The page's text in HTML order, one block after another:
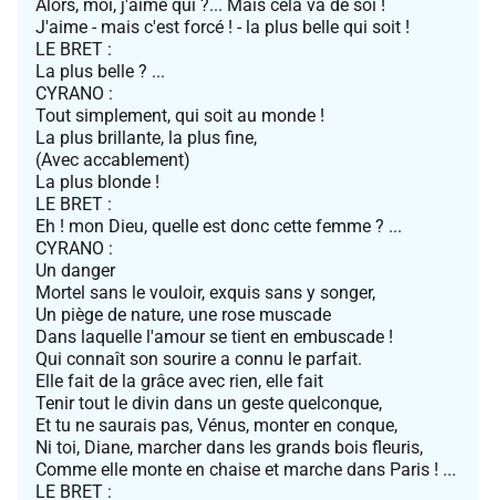
Alors, moi, j'aime qui ?... Mais cela va de soi !
J'aime - mais c'est forcé ! - la plus belle qui soit !
LE BRET :
La plus belle ? ...
CYRANO :
Tout simplement, qui soit au monde !
La plus brillante, la plus fine,
(Avec accablement)
La plus blonde !
LE BRET :
Eh ! mon Dieu, quelle est donc cette femme ? ...
CYRANO :
Un danger
Mortel sans le vouloir, exquis sans y songer,
Un piège de nature, une rose muscade
Dans laquelle l'amour se tient en embuscade !
Qui connaît son sourire a connu le parfait.
Elle fait de la grâce avec rien, elle fait
Tenir tout le divin dans un geste quelconque,
Et tu ne saurais pas, Vénus, monter en conque,
Ni toi, Diane, marcher dans les grands bois fleuris,
Comme elle monte en chaise et marche dans Paris ! ...
LE BRET :